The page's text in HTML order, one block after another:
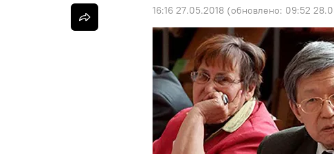
16:16 27.05.2018 (обновлено: 09:52